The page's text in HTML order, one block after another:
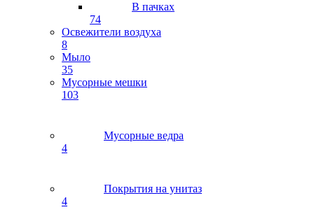
В пачках
74
Освежители воздуха
8
Мыло
35
Мусорные мешки
103
Мусорные ведра
4
Покрытия на унитаз
4